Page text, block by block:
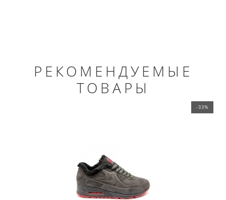
РЕКОМЕНДУЕМЫЕ
ТОВАРЫ
-33%